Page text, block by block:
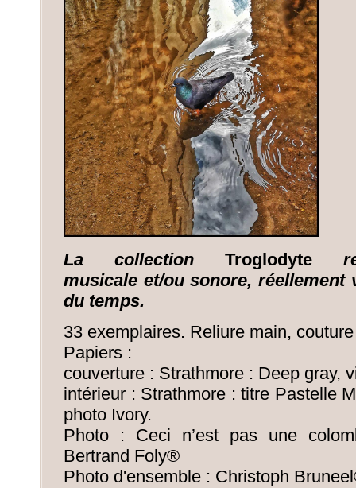
La collection Troglodyte
musicale et/ou sonore, réellement
du temps.
33 exemplaires. Reliure main,
Papiers :
couverture : Strathmore : Deep gray,
intérieur : Strathmore : titre Pastelle
photo Ivory.
Photo : Ceci n’est pas une
Bertrand Foly®
Photo d'ensemble : Christoph